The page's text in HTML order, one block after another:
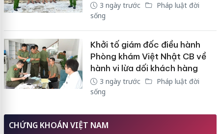
3 ngày trước
Pháp luật đời
sống
Khởi tố giám đốc điều hành
Phòng khám Việt Nhật CB về
hành vi lừa dối khách hàng
3 ngày trước
Pháp luật đời
sống
CHỨNG KHOÁN VIỆT NAM